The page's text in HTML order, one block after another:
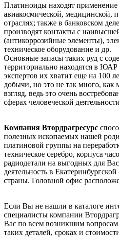
Платиноиды находят
авиакосмической, медицинской,
отраслях; также в банковском
производят контакты с
(антикоррозийные элементы),
техническое оборудование и др.
Основные запасы таких руд с
территориально находятся в
экспертов их хватит еще на 100
добычи, но это не так много, как
взгляд, ведь это очень
сферах человеческой
Компания Втордрагресурс
полезных ископаемых нашей
платиновой группы на
техническое серебро, корпуса
радиодетали на выгодных для
деятельность в
страны. Головной офис
Если Вы не нашли в каталоге
специалисты компании
Вас по всем возникшим
таких деталей, сроках и